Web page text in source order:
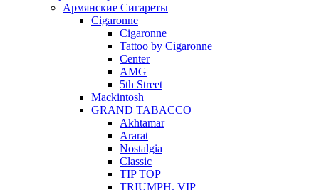
Армянские Сигареты
Cigaronne
Cigaronne
Tattoo by Cigaronne
Center
AMG
5th Street
Mackintosh
GRAND TABACCO
Akhtamar
Ararat
Nostalgia
Classic
TIP TOP
TRIUMPH. VIP